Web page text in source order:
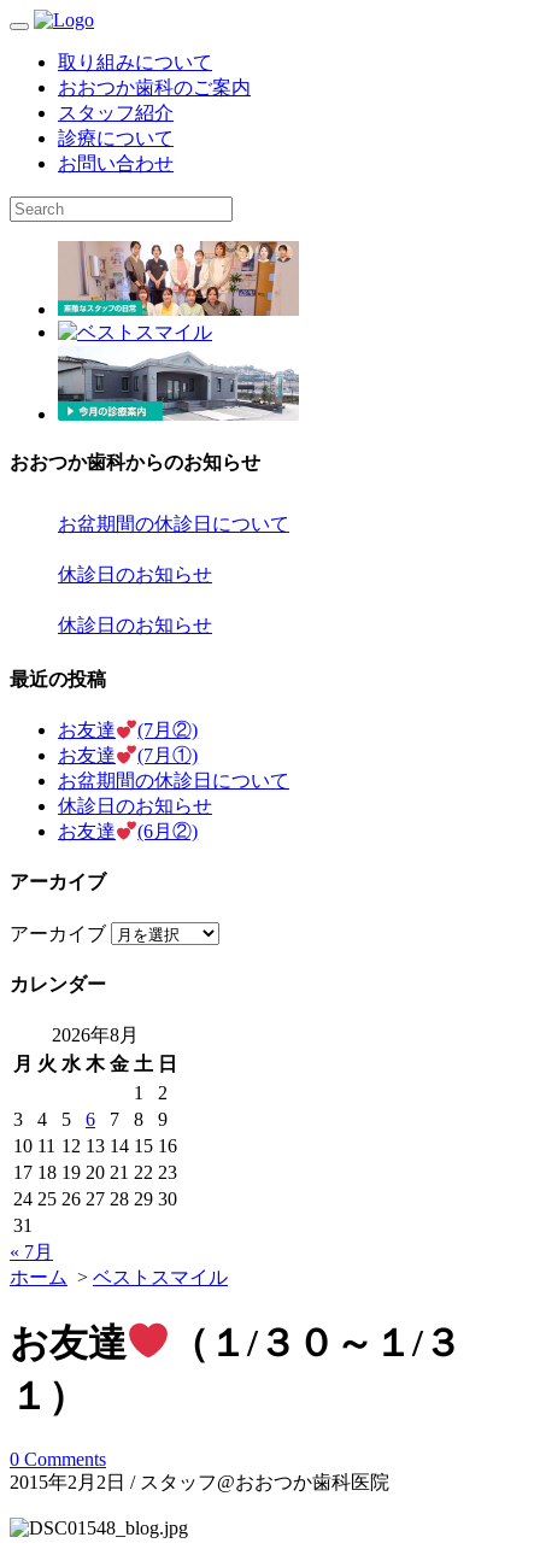
取り組みについて
おおつか歯科のご案内
スタッフ紹介
診療について
お問い合わせ
おおつか歯科からのお知らせ
お盆期間の休診日について
休診日のお知らせ
休診日のお知らせ
最近の投稿
お友達
(7月②)
お友達
(7月①)
お盆期間の休診日について
休診日のお知らせ
お友達
(6月②)
アーカイブ
アーカイブ
カレンダー
2026年8月
月 火 水 木 金 土 日
1
2
3
4 5 6 7 8
9
10 11 12 13 14 15 16
17 18 19 20 21 22 23
24 25 26 27 28 29 30
31
« 7月
ホーム > ベストスマイル
お友達
（１/３０～１/３
１）
0 Comments
2015年2月2日 / スタッフ@おおつか歯科医院